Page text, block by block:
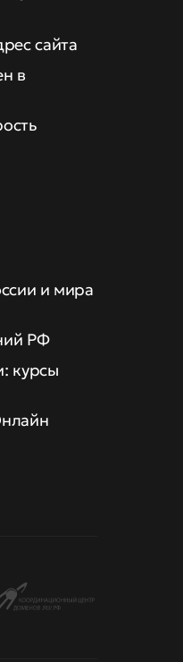
сайта
в
и мира
РФ
курсы